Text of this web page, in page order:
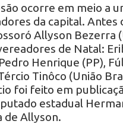
ocorre em meio a
da capital.
Allyson Bezerra
de Natal:
Henrique (PP),
Tinôco (União
foi feito em
estadual
de Allyson.